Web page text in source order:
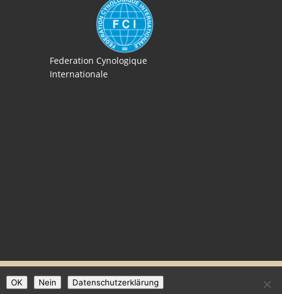
Federation Cynologique
Internationale
OK Nein Datenschutzerklärung